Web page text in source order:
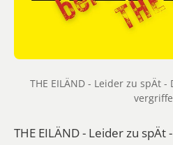
THE EILÄND - Leider zu spÄt
THE EILÄND - Leider zu spÄt